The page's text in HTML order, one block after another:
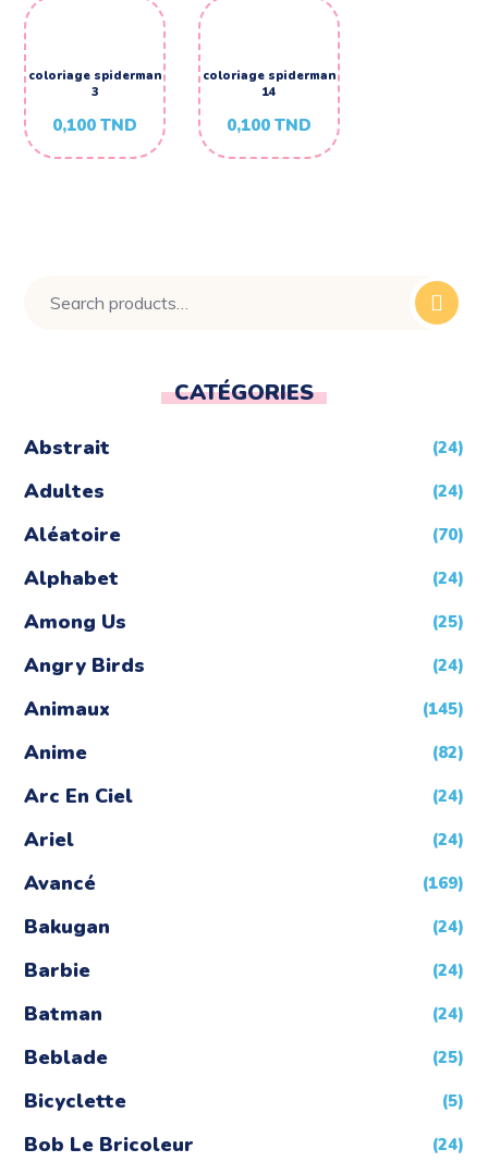
coloriage spiderman
3
0,100TND
coloriage spiderman
14
0,100TND
CATÉGORIES
Abstrait (24)
Adultes (24)
Aléatoire (70)
Alphabet (24)
Among Us (25)
Angry Birds (24)
Animaux (145)
Anime (82)
Arc En Ciel (24)
Ariel (24)
Avancé (169)
Bakugan (24)
Barbie (24)
Batman (24)
Beblade (25)
Bicyclette (5)
Bob Le Bricoleur (24)